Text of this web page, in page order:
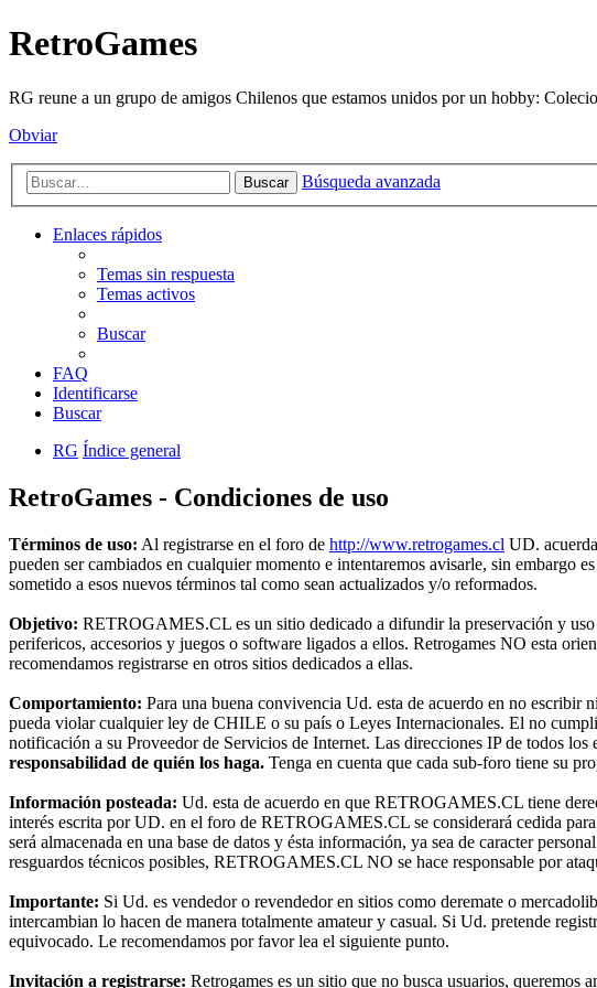
RetroGames
RG reune a un grupo de amigos Chilenos que estamos unidos por un hobby:
Obviar
Buscar Búsqueda avanzada
Enlaces rápidos
Temas sin respuesta
Temas activos
Buscar
FAQ
Identificarse
Buscar
RG Índice general
RetroGames - Condiciones de uso
Términos de uso: Al registrarse en el foro de http://www.retrogames.cl UD.
pueden ser cambiados en cualquier momento e intentaremos avisarle, sin
sometido a esos nuevos términos tal como sean actualizados y/o reformados.
Objetivo: RETROGAMES.CL es un sitio dedicado a difundir la preservación y
perifericos, accesorios y juegos o software ligados a ellos. Retrogames NO esta
recomendamos registrarse en otros sitios dedicados a ellas.
Comportamiento: Para una buena convivencia Ud. esta de acuerdo en no
pueda violar cualquier ley de CHILE o su país o Leyes Internacionales. El no
notificación a su Proveedor de Servicios de Internet. Las direcciones IP de todos
responsabilidad de quién los haga. Tenga en cuenta que cada sub-foro tiene su
Información posteada: Ud. esta de acuerdo en que RETROGAMES.CL tiene
interés escrita por UD. en el foro de RETROGAMES.CL se considerará cedida
será almacenada en una base de datos y ésta información, ya sea de caracter
resguardos técnicos posibles, RETROGAMES.CL NO se hace responsable por
Importante: Si Ud. es vendedor o revendedor en sitios como deremate o
intercambian lo hacen de manera totalmente amateur y casual. Si Ud. pretende
equivocado. Le recomendamos por favor lea el siguiente punto.
Invitación a registrarse: Retrogames es un sitio que no busca usuarios, queremos